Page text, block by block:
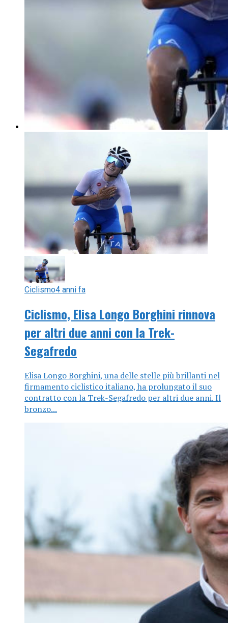
Ciclismo4 anni fa
Ciclismo, Elisa Longo Borghini rinnova
per altri due anni con la Trek-
Segafredo
Elisa Longo Borghini, una delle stelle più brillanti nel
firmamento ciclistico italiano, ha prolungato il suo
contratto con la Trek-Segafredo per altri due anni. Il
bronzo...